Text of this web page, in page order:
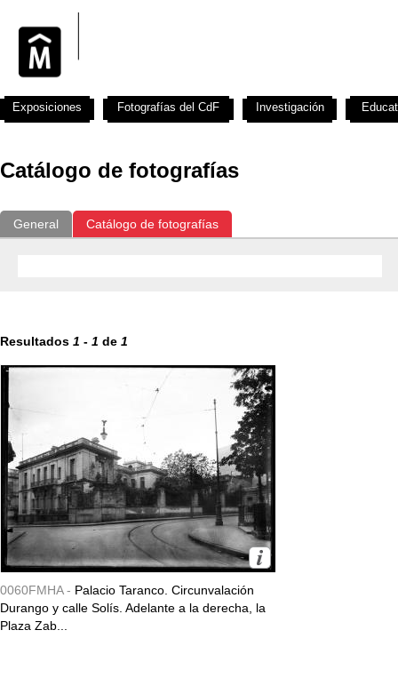
Catálogo de fotografías
General Catálogo de fotografías
Resultados 1 - 1 de 1
0060FMHA - Palacio Taranco. Circunvalación
Durango y calle Solís. Adelante a la derecha, la
Plaza Zab...
Exposiciones Fotografías del CdF Investigación